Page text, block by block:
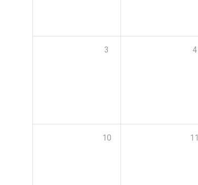
3 4
10 11